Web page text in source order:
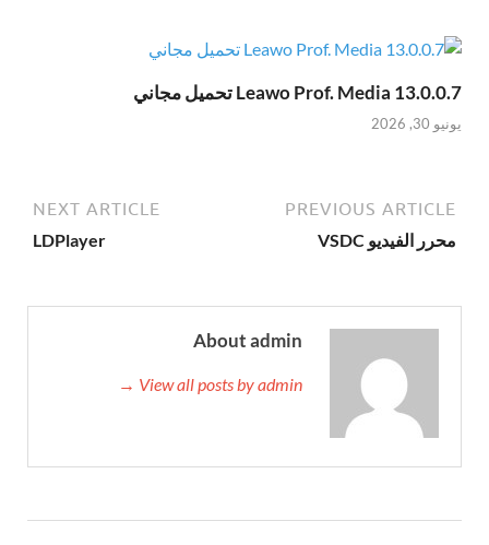
Leawo Prof. Media 13.0.0.7 تحميل مجاني
يونيو 30, 2026
PREVIOUS ARTICLE
محرر الفيديو VSDC
NEXT ARTICLE
LDPlayer
About admin
View all posts by admin →